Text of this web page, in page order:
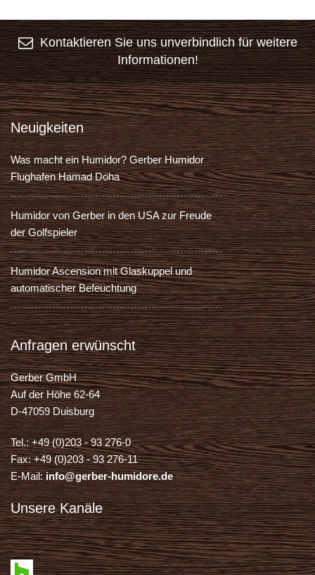
Kontaktieren Sie uns unverbindlich für weitere
Informationen!
Neuigkeiten
Was macht ein Humidor? Gerber Humidor
Flughafen Hamad Doha
Humidor von Gerber in den USA zur Freude
der Golfspieler
Humidor Ascension mit Glaskuppel und
automatischer Befeuchtung
Anfragen erwünscht
Gerber GmbH
Auf der Höhe 62-64
D-47059 Duisburg
Tel.: +49 (0)203 - 93 276-0
Fax: +49 (0)203 - 93 276-11
E-Mail: info@gerber-humidore.de
Unsere Kanäle